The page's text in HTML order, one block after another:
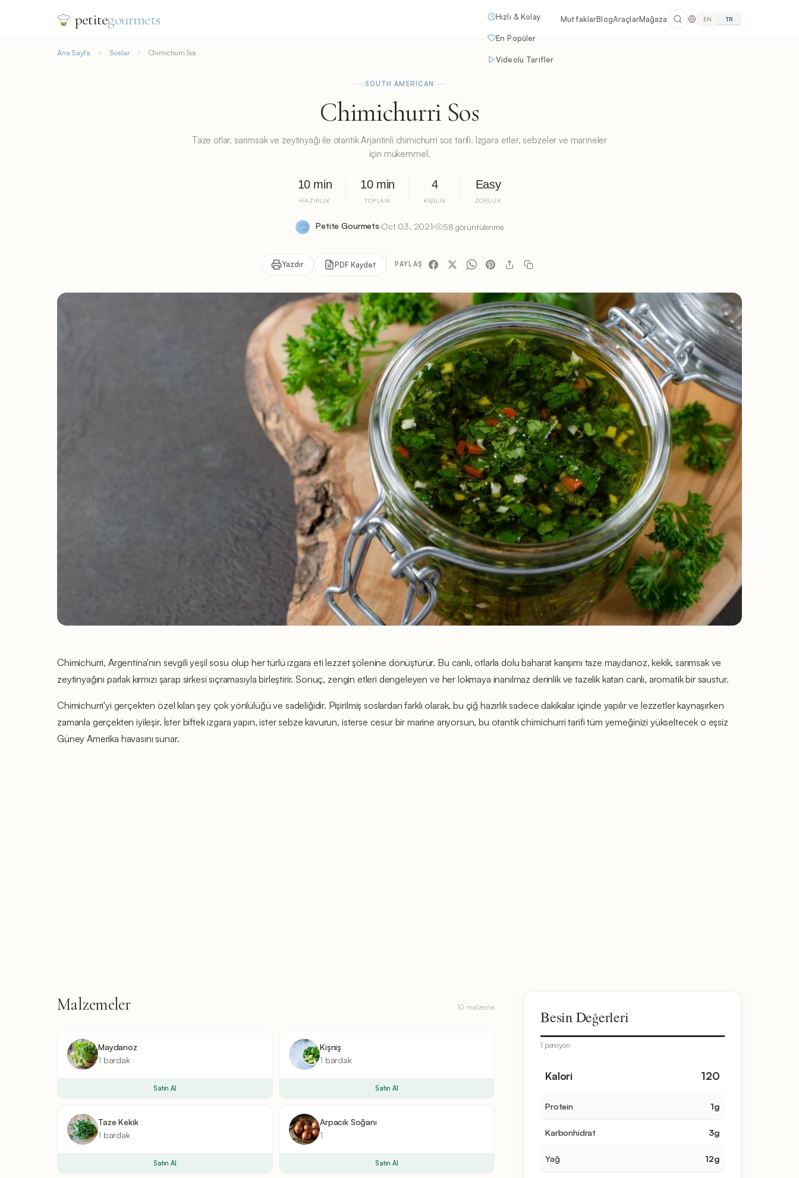
petitegourmets Hızlı & Kolay
En Popüler
Videolu Tarifler
MutfaklarBlogAraçlarMağaza EN TR
Ana Sayfa Soslar Chimichurri Sos
SOUTH AMERICAN
Chimichurri Sos
Taze otlar, sarımsak ve zeytinyağı ile otantik Arjantinli chimichurri sos tarifi. Izgara etler, sebzeler ve marineler
için mükemmel.
10 min
HAZIRLIK
10 min
TOPLAM
4
KIŞILIK
Easy
ZORLUK
Petite Gourmets Oct 03, 2021 58 görüntülenme
Yazdır PDF Kaydet PAYLAŞ
Chimichurri, Argentina'nın sevgili yeşil sosu olup her türlü ızgara eti lezzet şölenine dönüştürür. Bu canlı, otlarla dolu baharat karışımı taze maydanoz, kekik, sarımsak ve
zeytinyağını parlak kırmızı şarap sirkesi sıçramasıyla birleştirir. Sonuç, zengin etleri dengeleyen ve her lokmaya inanılmaz derinlik ve tazelik katan canlı, aromatik bir saustur.
Chimichurri'yi gerçekten özel kılan şey çok yönlülüğü ve sadeliğidir. Pişirilmiş soslardan farklı olarak, bu çiğ hazırlık sadece dakikalar içinde yapılır ve lezzetler kaynaşırken
zamanla gerçekten iyileşir. İster biftek ızgara yapın, ister sebze kavurun, isterse cesur bir marine arıyorsun, bu otantik chimichurri tarifi tüm yemeğinizi yükseltecek o eşsiz
Güney Amerika havasını sunar.
Malzemeler 10 malzeme
Maydanoz
1 bardak
Satın Al
Kişniş
1 bardak
Satın Al
Taze Kekik
1 bardak
Satın Al
Arpacık Soğanı
1
Satın Al
Besin Değerleri
1 porsiyon
Kalori 120
Protein 1g
Karbonhidrat 3g
Yağ 12g